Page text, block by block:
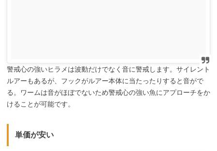
警戒心の強いヒラメは波動だけでなく音に警戒します。サイレント
ルアーもあるが、フックがルアー本体に当たったりすると音がで
る。ワームは音がほぼでないため警戒心の強い魚にアプローチをか
けることが可能です。
単価が安い